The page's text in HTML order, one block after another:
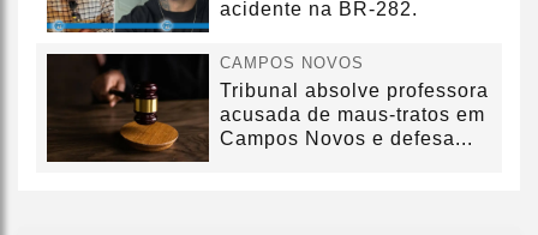
acidente na BR-282.
CAMPOS NOVOS
Tribunal absolve professora
acusada de maus-tratos em
Campos Novos e defesa...